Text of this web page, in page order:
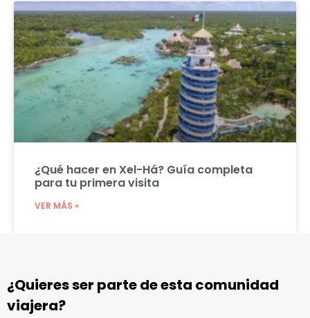
¿Qué hacer en Xel-Há? Guía completa
para tu primera visita
VER MÁS »
¿Quieres ser parte de esta comunidad
viajera?